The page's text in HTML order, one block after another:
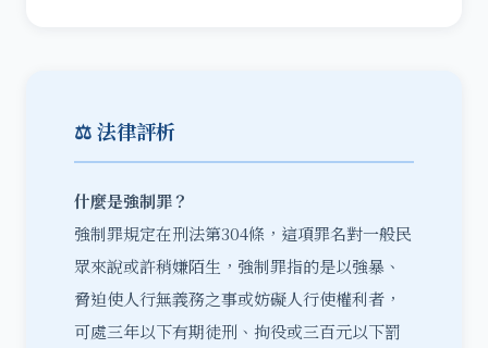
⚖️ 法律評析
什麼是強制罪？
強制罪規定在刑法第304條，這項罪名對一般民
眾來說或許稍嫌陌生，強制罪指的是以強暴、
脅迫使人行無義務之事或妨礙人行使權利者，
可處三年以下有期徒刑、拘役或三百元以下罰